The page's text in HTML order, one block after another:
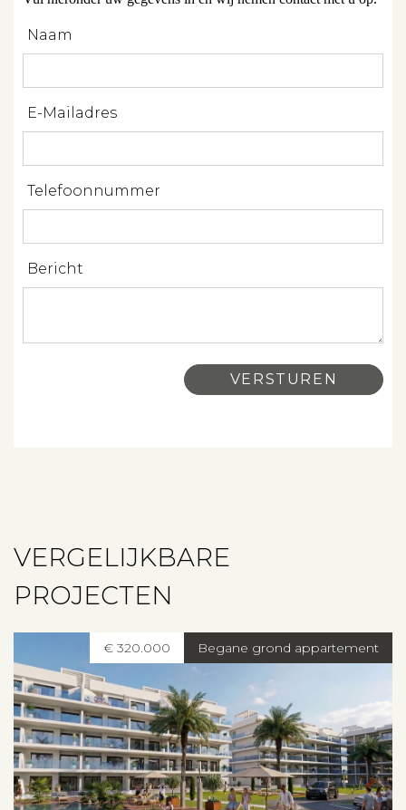
Over ons
Contact
Naam
E-Mailadres
Telefoonnummer
Bericht
VERGELIJKBARE
PROJECTEN
Begane grond appartement
€ 320.000